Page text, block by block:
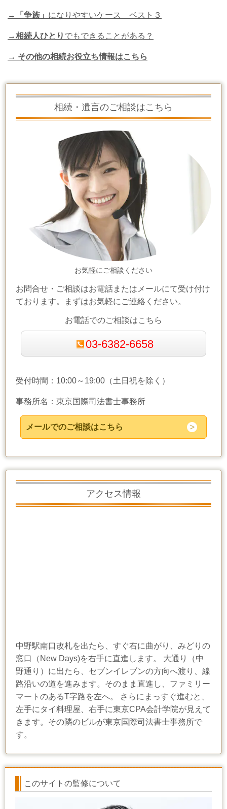
→ 「争族」 になりやすいケース ベスト３
→相続人ひとり でもできることがある？
→ その他の相続お役立ち情報はこちら
相続・遺言のご相談はこちら
お気軽にご相談ください
お問合せ・ご相談はお電話またはメールにて受け付け
ております。まずはお気軽にご連絡ください。
お電話でのご相談はこちら
03-6382-6658
受付時間：10:00～19:00（土日祝を除く）
事務所名：東京国際司法書士事務所
メールでのご相談はこちら
アクセス情報
中野駅南口改札を出たら、すぐ右に曲がり、みどりの
窓口（New Days)を右手に直進します。 大通り（中
野通り）に出たら、セブンイレブンの方向へ渡り、線
路沿いの道を進みます。そのまま直進し、ファミリー
マートのあるT字路を左へ。 さらにまっすぐ進むと、
左手にタイ料理屋、右手に東京CPA会計学院が見えて
きます。その隣のビルが東京国際司法書士事務所で
す。
このサイトの監修について